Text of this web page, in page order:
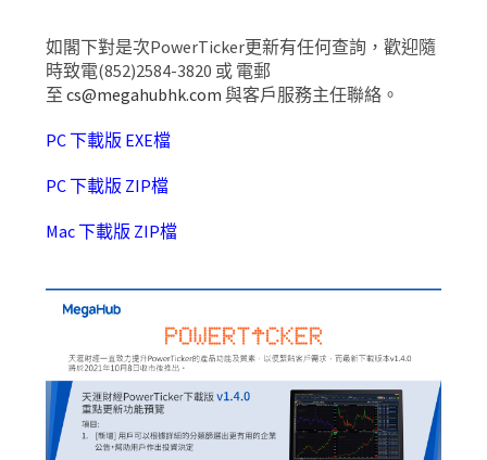
如閣下對是次PowerTicker更新有任何查詢，歡迎隨
時致電(852)2584-3820 或 電郵
至cs@megahubhk.com 與客戶服務主任聯絡。
PC 下載版 EXE檔
PC 下載版 ZIP檔
Mac 下載版 ZIP檔